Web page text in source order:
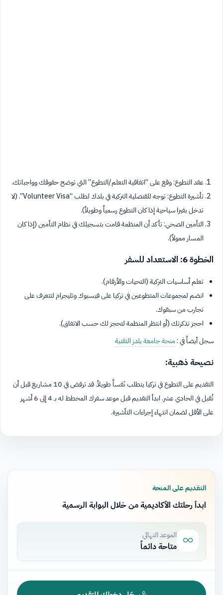
عقد التطوع: وقع على “اتفاقية التعلم/التطوع” التي توضح حقوقك وواجباتك.
تأشيرة التطوع: توجه للقنصلية التركية في بلدك لطلب “Volunteer Visa”. (لا
تدخل بفيزا سياحية إذا كان التطوع رسمياً وطويلاً).
التأمين الصحي: تأكد أن المنظمة قامت بتسجيلك في نظام التأمين (إذا كان
المسار ممولاً).
الخطوة 6: الاستعداد للسفر
تعلم أساسيات التركية (التحيات والأرقام).
انضم لمجموعات المتطوعين في تركيا على فيسبوك وتليجرام لتتعرف على
تجارب من سبقوك.
احجز تذكرتك (أو انتظر المنظمة لتحجز لك حسب الاتفاق).
سجل أيضاً في :منحة جامعة يلدز التقنية
نصيحة ذهبية:
التقديم على التطوع في تركيا يتطلب نَفساً طويلاً. قد ترفض في 10 مشاريع قبل أن
تُقبل في الحادي عشر. ابدأ التقديم قبل موعد سفرك المخطط له بـ 4 إلى 6 أشهر
على الأقل لضمان انتهاء إجراءات التأشيرة.
التقديم على المنحة
ابدأ رحلتك الأكاديمية من خلال البوابة الرسمية
الموعد النهائي
متاحة دائماً